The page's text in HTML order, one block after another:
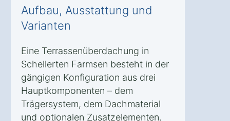
Aufbau, Ausstattung und
Varianten
Eine Terrassenüberdachung in
Schellerten Farmsen besteht in der
gängigen Konfiguration aus drei
Hauptkomponenten – dem
Trägersystem, dem Dachmaterial
und optionalen Zusatzelementen.